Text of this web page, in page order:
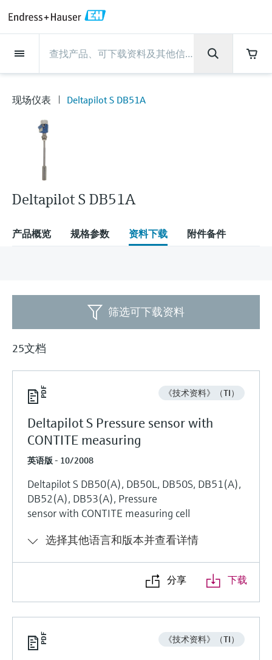
现场仪表
流量
物位测量
液体分析
温度测量
压力测量
光学分析
Netilion IIoT
软件
通过产品筛选，选择测量仪表
通过产品特性查找适当的测量设备、软件或
Applicator 选型和计算软件
通过应用参数查找、选择并配置产品
Device Viewer
您可通过产品型号、订单代码或序列号，轻
流量
电磁流量计
科里奥利质量流量计
超声波流量计
涡街流量计
热式质量流量计
物位测量
雷达物位测量
Vibronic point level detection
导波雷达物位测量
超声波物位测量
电容物位测量
Conductive level measurement
Float switch level measurement
放射线物位测量
阻旋料位开关
伺服液位测量
机电式物位测量
微波限位栅物位测量
Level measurement with pressure
选购全部
液体分析
pH电极和变送器
电导率传感器和变送器
浊度传感器和变送器
氯传感器和变送器
溶解氧传感器和变送器
全自动水质采样仪
TOC、COD和SAC分析仪
ORP电极和变送器
污泥界面传感器和变送器
营养盐分析仪和传感器
金属分析仪
光度计
微波传输测量原理
Memosens数字技术
温度测量
温度变送器
工业温度计
保护套管
高温型温度计
卫生型温度计
温度开关
表面温度计
线缆式温度计
多点温度计
选购全部
压力测量
绝压和表压测量
差压测量
选购全部
系统产品
数据管理仪&数据记录仪
过程测控仪
电源和安全栅
WirelessHART解决方案
网关和调制解调器
能量管理仪和应用管理仪
浪涌保护器
选购全部
光学分析
TDLAS和QF分析仪
拉曼光谱分析仪
排放监测解决方案
颗粒测量设备
数字分析仪解决方案
空气质量测量装置
烟雾探测器
视距测量仪
超高探测器
选购全部
Netilion IIoT
Netilion Value
Netilion Health
Netilion Analytics
Netilion Library
Netilion Inventory
Netilion Device Viewer
Netilion Water
服务产品
Project and commissioning services
技术支持服务
仪表维护
仪表性能优化服务
View all
Project and commissioning
仪表调试服务
技术支持服务
远程技术支持
远程资产监控
Process Instrumentation Courses
仪表维护
验证服务
现场仪表校准服务
预防性维护服务
Repair of measuring instruments
仪表性能优化服务
校准报告分析
优化校准间隔时间
动态现场仪表评价和分析服务
行业应用
食品与饮料
水务和环境：保护 —— 节约 —— 提高
石油与天然气：促进能源转型，实
现净零目标
化工：深化合作，助推可持续成功
采矿、矿物加工及冶金：打造可持
续的未来
工业领域的可持续发展解决方案
数字化驱动流程工业转型升级
决策级过程透明度，赋能卓越运营
支持
快速获取服务支持！
技术支持中心 —— Endress+Hauser提供全方
位服务，与您相伴前行
搜索和下载技术手册, 宣传资料, 出版物, 软
学习中心
根据需要，从培训、研讨会、展会、峰会或
在线研讨会等各种活动中灵活选择。
公司
Endress+Hauser集团
生产中心
集团实力
客户案例
新闻与案例
您的Endress+Hauser职业生涯
Endress+Hauser集团
公司概况
Endress+Hauser在中国
恩德斯豪斯科技中国
财务业绩
集团管理层
文化与价值观
可持续发展
关联公司
生产中心
物位和压力测量
Endress+Hauser流量
Endress+Hauser 液体分析
温度+系统产品
Endress+Hauser 数字解决方案
Endress+Hauser SICK
Endress+Hauser Technology China
集团实力
过程安全性
网络安全性
过程自动化项目流程
My Endress+Hauser
建立电子采购流程，从容应对未来
需求
新闻与案例
新闻与案例总览
所有文章
新闻稿
事实速览
媒体活动
活动和培训
培训
研讨会
展览会
在线研讨会和回放
峰会
查找市场活动及培训
您的Endress+Hauser职业生
Explore open positions
更多工作机会
德国耶拿分析仪器公司的工作机会
Job opportunities at
Endress+Hauser SICK
现场仪表 Deltapilot S DB51A
Deltapilot S DB51A
产品概览 规格参数 资料下载 附件备件
筛选可下载资料
25文档
《技术资料》（TI）
Deltapilot S Pressure sensor with
CONTITE measuring
英语版 - 10/2008
Deltapilot S DB50(A), DB50L, DB50S, DB51(A),
DB52(A), DB53(A), Pressure
sensor with CONTITE measuring cell
选择其他语言和版本并查看详情
分享 下载
《技术资料》（TI）